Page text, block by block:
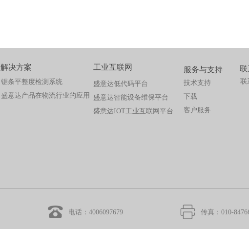
解决方案
联
服务与支持 联
技术支持
下载
客户服务
锯条平整度检测系统
电话：4006097679 传真：010-
盛意达产品在物流行业的应用
工业互联网
盛意达低代码平台
盛意达智能设备维保平台
盛意达IOT工业互联网平台